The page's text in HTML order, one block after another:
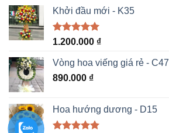
Khởi đầu mới - K35
Được xếp
5 sao
1.200.000 ₫
Vòng hoa viếng giá rẻ - C47
890.000 ₫
Hoa hướng dương - D15